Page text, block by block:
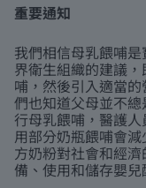
重要通知
我們相信母乳餵哺
界衛生組織的建議
哺，然後引入適當
們也知道父母並不
行母乳餵哺，醫護
用部分奶瓶餵哺會
方奶粉對社會和經
備、使用和儲存嬰